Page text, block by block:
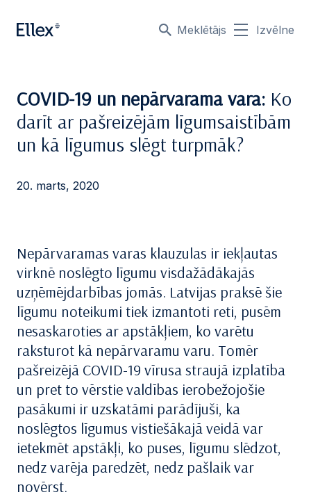
Meklētājs Izvēlne
COVID-19 un nepārvarama vara: Ko
darīt ar pašreizējām līgumsaistībām
un kā līgumus slēgt turpmāk?
20. marts, 2020
Nepārvaramas varas klauzulas ir iekļautas
virknē noslēgto līgumu visdažādākajās
uzņēmējdarbības jomās. Latvijas praksē šie
līgumu noteikumi tiek izmantoti reti, pusēm
nesaskaroties ar apstākļiem, ko varētu
raksturot kā nepārvaramu varu. Tomēr
pašreizējā COVID-19 vīrusa straujā izplatība
un pret to vērstie valdības ierobežojošie
pasākumi ir uzskatāmi parādījuši, ka
noslēgtos līgumus vistiešākajā veidā var
ietekmēt apstākļi, ko puses, līgumu slēdzot,
nedz varēja paredzēt, nedz pašlaik var
novērst.